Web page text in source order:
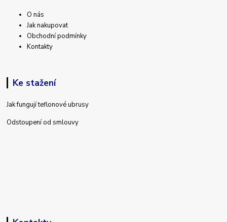
O nás
Jak nakupovat
Obchodní podmínky
Kontakty
Ke stažení
Jak fungují teflonové ubrusy
Odstoupení od smlouvy